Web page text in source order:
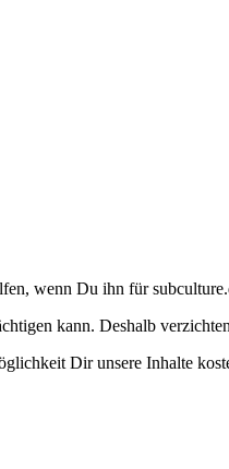
wenn Du ihn für
kann. Deshalb
Dir unsere Inhalte